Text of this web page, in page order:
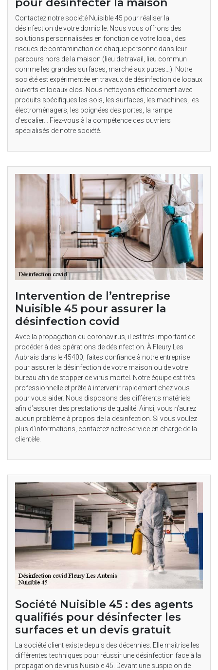
Contactez notre société Nuisible 45 pour réaliser la
désinfection de votre domicile. Nous vous offrons des
solutions personnalisées en fonction de votre local, des
risques de contamination de chaque personne dans leur
parcours hors de la maison (lieu de travail, lieu commun
comme les grandes surfaces, marché aux puces…). Notre
société est expérimentée en travaux de désinfection de locaux
ouverts et locaux clos. Nous nettoyons efficacement avec
produits spécifiques les sols, les surfaces, les machines, les
électroménagers, les poignées des portes, la rampe
d’escalier… Fiez-vous à la compétence des ouvriers
spécialisés de notre société.
Intervention de l’entreprise
Nuisible 45 pour assurer la
désinfection covid
Avec la propagation du coronavirus, il est très important de
procéder à des opérations de désinfection. À Fleury Les
Aubrais dans le 45400, faites confiance à notre entreprise
pour assurer la désinfection de votre maison ou de votre
bureau afin de stopper ce virus mortel. Notre équipe est très
professionnelle et prête à intervenir rapidement chez vous
pour vous aider. Nous disposons des différents matériels
afin d’assurer des prestations de qualité. Ainsi, vous n’aurez
aucun problème à propos de la désinfection. Si vous voulez
plus d’informations, contactez notre service en charge de la
clientèle.
Société Nuisible 45 : des agents
qualifiés pour désinfecter les
surfaces et un devis gratuit
La société client existe depuis des décennies. Elle maitrise les
différentes techniques pour réussir une désinfection face à la
propagation de virus Nuisible 45. Devant une suspicion de